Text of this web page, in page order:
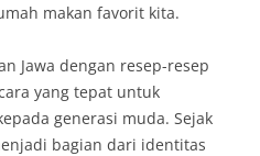
makan favorit kita.
Jawa dengan resep-resep
yang tepat untuk
generasi muda. Sejak
bagian dari identitas